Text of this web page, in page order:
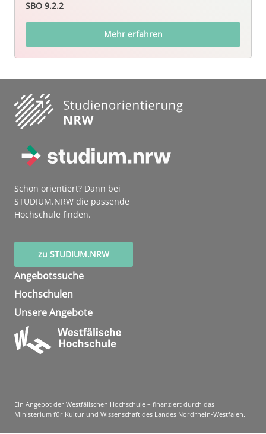
SBO 9.2.2
Mehr erfahren
Schon orientiert? Dann bei
STUDIUM.NRW die passende
Hochschule finden.
zu STUDIUM.NRW
Angebotssuche
Hochschulen
Unsere Angebote
Ein Angebot der Westfälischen Hochschule – finanziert durch das
Ministerium für Kultur und Wissenschaft des Landes Nordrhein-Westfalen.